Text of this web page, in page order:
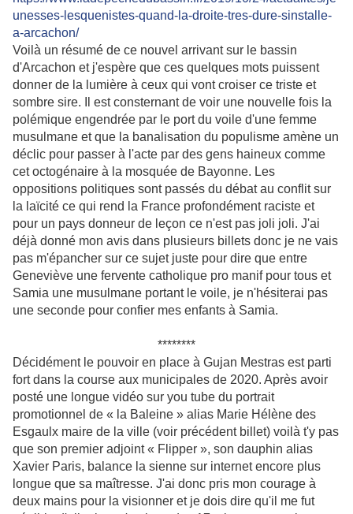
unesses-lesquenistes-quand-la-droite-tres-dure-sinstalle-
a-arcachon/
Voilà un résumé de ce nouvel arrivant sur le bassin
d'Arcachon et j'espère que ces quelques mots puissent
donner de la lumière à ceux qui vont croiser ce triste et
sombre sire. Il est consternant de voir une nouvelle fois la
polémique engendrée par le port du voile d'une femme
musulmane et que la banalisation du populisme amène un
déclic pour passer à l'acte par des gens haineux comme
cet octogénaire à la mosquée de Bayonne. Les
oppositions politiques sont passés du débat au conflit sur
la laïcité ce qui rend la France profondément raciste et
pour un pays donneur de leçon ce n'est pas joli joli. J'ai
déjà donné mon avis dans plusieurs billets donc je ne vais
pas m'épancher sur ce sujet juste pour dire que entre
Geneviève une fervente catholique pro manif pour tous et
Samia une musulmane portant le voile, je n'hésiterai pas
une seconde pour confier mes enfants à Samia.
********
Décidément le pouvoir en place à Gujan Mestras est parti
fort dans la course aux municipales de 2020. Après avoir
posté une longue vidéo sur you tube du portrait
promotionnel de « la Baleine » alias Marie Hélène des
Esgaulx maire de la ville (voir précédent billet) voilà t'y pas
que son premier adjoint « Flipper », son dauphin alias
Xavier Paris, balance la sienne sur internet encore plus
longue que sa maîtresse. J'ai donc pris mon courage à
deux mains pour la visionner et je dois dire qu'il me fut